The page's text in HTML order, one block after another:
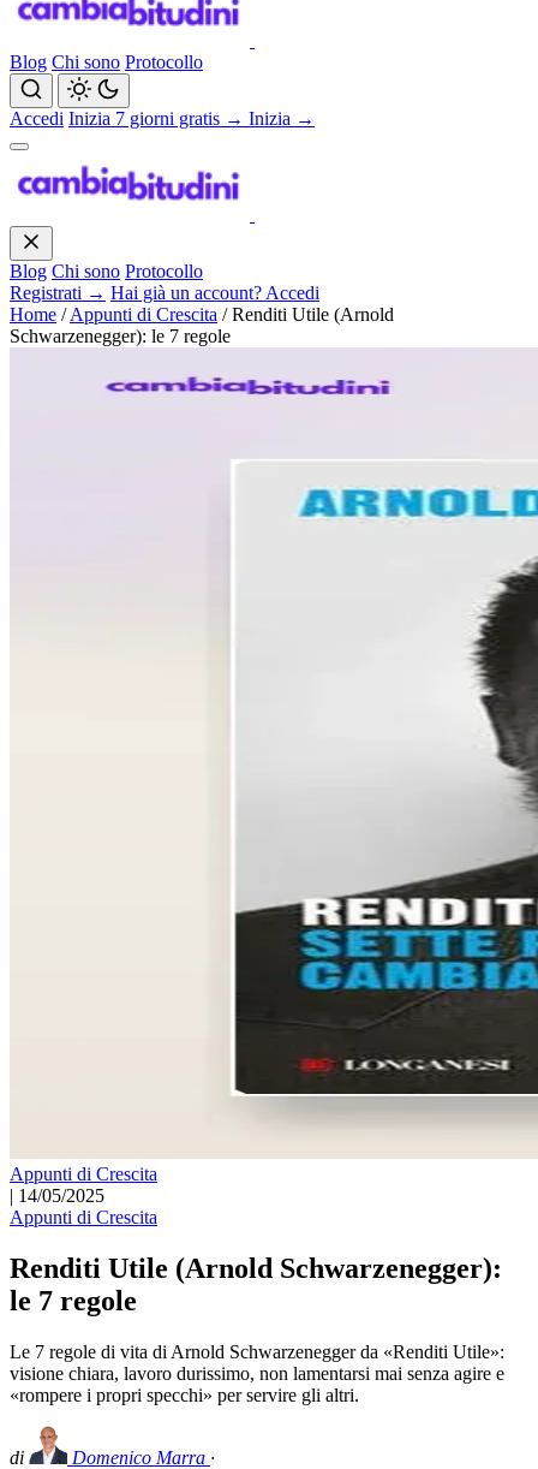
Blog Chi sono Protocollo
Accedi Inizia 7 giorni gratis → Inizia →
Blog Chi sono Protocollo
Registrati → Hai già un account? Accedi
Home / Appunti di Crescita / Renditi Utile (Arnold
Schwarzenegger): le 7 regole
Appunti di Crescita
| 14/05/2025
Appunti di Crescita
Renditi Utile (Arnold Schwarzenegger):
le 7 regole
Le 7 regole di vita di Arnold Schwarzenegger da «Renditi Utile»:
visione chiara, lavoro durissimo, non lamentarsi mai senza agire e
«rompere i propri specchi» per servire gli altri.
di Domenico Marra ·